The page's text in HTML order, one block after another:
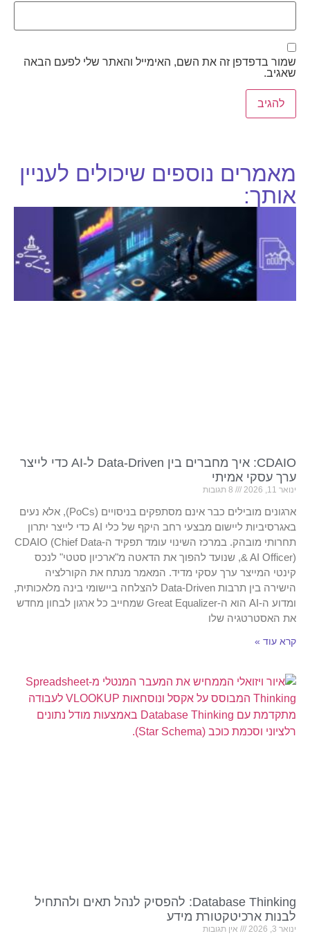
שמור בדפדפן זה את השם, האימייל והאתר שלי לפעם הבאה
שאגיב.
מאמרים נוספים שיכולים לעניין
אותך:
CDAIO: איך מחברים בין Data-Driven ל-AI כדי לייצר
ערך עסקי אמיתי
ינואר 11, 2026
ארגונים מובילים כבר אינם מסתפקים בניסויים (PoCs), אלא נעים
באגרסיביות ליישום מבצעי רחב היקף של כלי AI כדי לייצר יתרון
תחרותי מובהק. במרכז השינוי עומד תפקיד ה-CDAIO (Chief Data
& AI Officer), שנועד להפוך את הדאטה מ"ארכיון סטטי" לנכס
קינטי המייצר ערך עסקי מדיד. המאמר מנתח את הקורלציה
הישירה בין תרבות Data-Driven להצלחה ביישומי בינה מלאכותית,
ומדוע ה-AI הוא ה-Great Equalizer שמחייב כל ארגון לבחון מחדש
את האסטרטגיה שלו
קרא עוד »
Database Thinking: להפסיק לנהל תאים ולהתחיל
לבנות ארכיטקטורת מידע
ינואר 3, 2026 אין תגובות